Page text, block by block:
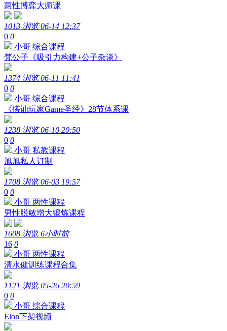
两性博弈大师课
1013 浏览 06-14 12:37
0 0
小哥 综合课程
梵公子《吸引力构建+公子杂谈》
1374 浏览 06-11 11:41
0 0
小哥 综合课程
《搭讪玩家Game圣经》28节体系课
1238 浏览 06-10 20:50
0 0
小哥 私教课程
旭旭私人订制
1708 浏览 06-03 19:57
0 0
小哥 两性课程
男性脱敏增大锻炼课程
1608 浏览 6小时前
16 0
小哥 两性课程
清水健训练课程合集
1121 浏览 05-26 20:59
0 0
小哥 综合课程
Elon下架视频